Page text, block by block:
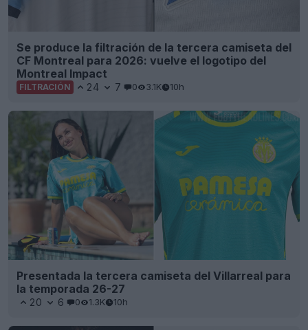
Se produce la filtración de la tercera camiseta del
CF Montreal para 2026: vuelve el logotipo del
Montreal Impact
FILTRACIÓN 24 7 0 3.1K 10h
Presentada la tercera camiseta del Villarreal para
la temporada 26-27
20 6 0 1.3K 10h